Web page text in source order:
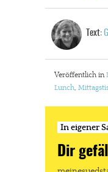
Text:
Veröffentlich in
Lunch,
In eigener
Dir